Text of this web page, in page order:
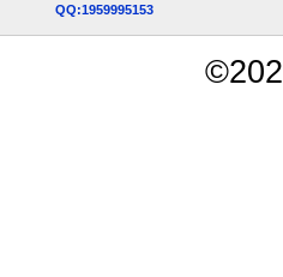
QQ:1959995153
©